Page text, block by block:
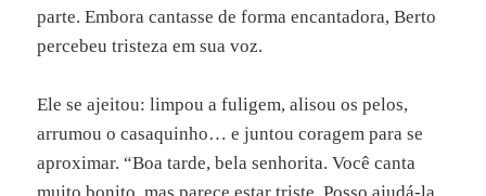
parte. Embora cantasse de forma encantadora, Berto
percebeu tristeza em sua voz.
Ele se ajeitou: limpou a fuligem, alisou os pelos,
arrumou o casaquinho… e juntou coragem para se
aproximar. “Boa tarde, bela senhorita. Você canta